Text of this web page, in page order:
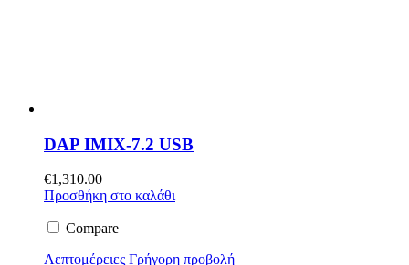
DAP IMIX-7.2 USB
€1,310.00
Προσθήκη στο καλάθι
Compare
Λεπτομέρειες Γρήγορη προβολή